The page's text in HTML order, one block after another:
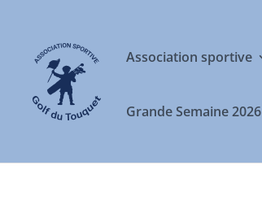
Association sportive
Grande Semaine 2026